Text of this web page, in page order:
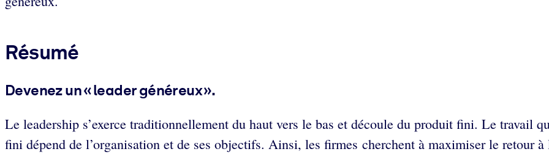
Résumé
Devenez un « leader généreux ».
Le leadership s’exerce traditionnellement du haut vers le bas et découle du produit fini. Le travail
fini dépend de l’organisation et de ses objectifs. Ainsi, les firmes cherchent à maximiser le retour